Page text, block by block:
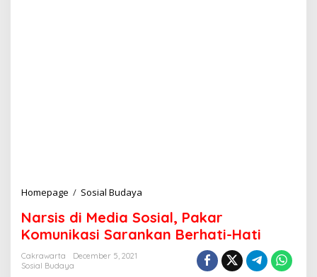
Homepage / Sosial Budaya
r
s
i
Narsis di Media Sosial, Pakar
Komunikasi Sarankan Berhati-Hati
Cakrawarta
December 5, 2021
Sosial Budaya